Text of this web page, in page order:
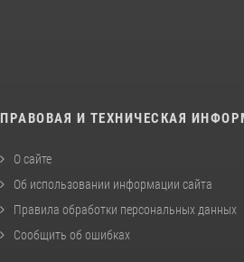
ПРАВОВАЯ И ТЕХНИЧЕСКАЯ
О сайте
Об использовании информации сайта
Правила обработки персональных данных
Сообщить об ошибках